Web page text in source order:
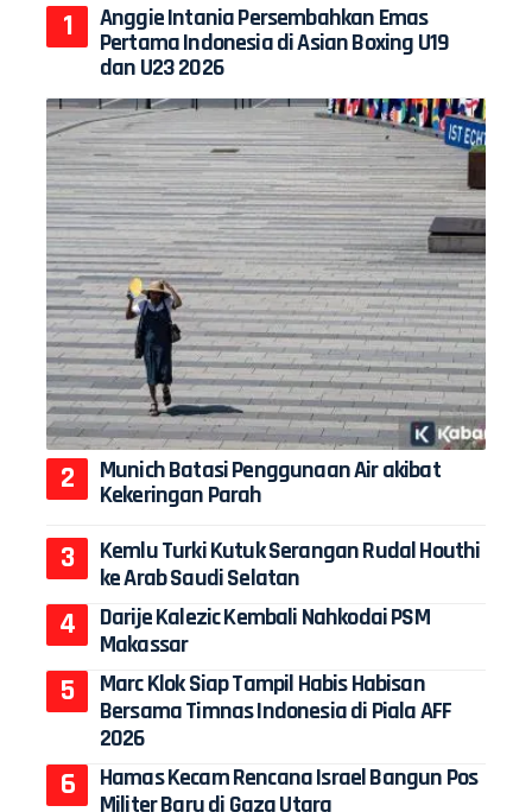
Anggie Intania Persembahkan Emas
Pertama Indonesia di Asian Boxing U19
dan U23 2026
Munich Batasi Penggunaan Air akibat
Kekeringan Parah
Kemlu Turki Kutuk Serangan Rudal Houthi
ke Arab Saudi Selatan
Darije Kalezic Kembali Nahkodai PSM
Makassar
Marc Klok Siap Tampil Habis Habisan
Bersama Timnas Indonesia di Piala AFF
2026
Hamas Kecam Rencana Israel Bangun Pos
Militer Baru di Gaza Utara